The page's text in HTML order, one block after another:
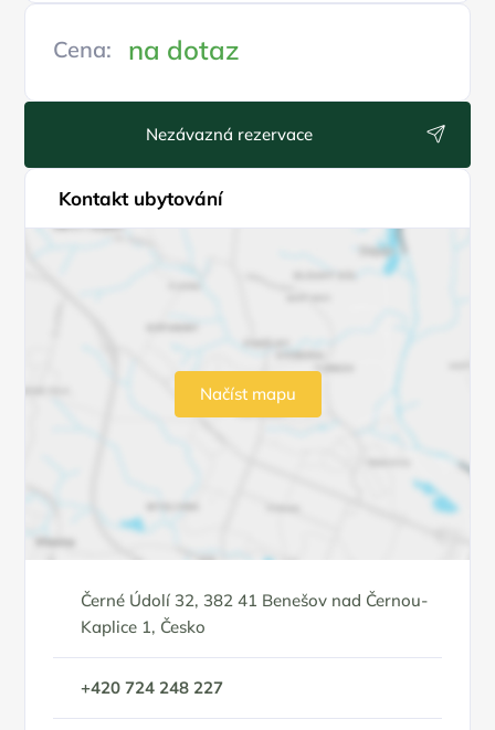
Cena: na dotaz
Nezávazná rezervace
Kontakt ubytování
Načíst mapu
Černé Údolí 32, 382 41 Benešov nad Černou-
Kaplice 1, Česko
+420 724 248 227